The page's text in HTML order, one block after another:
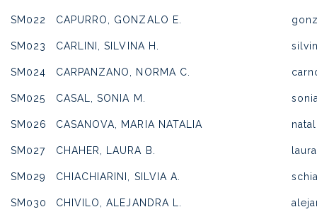
SM022 CAPURRO, GONZALO E.
SM023 CARLINI, SILVINA H.
SM024 CARPANZANO, NORMA C.
SM025 CASAL, SONIA M.
SM026 CASANOVA, MARIA NATALIA
SM027 CHAHER, LAURA B.
SM029 CHIACHIARINI, SILVIA A.
SM030 CHIVILO, ALEJANDRA L.